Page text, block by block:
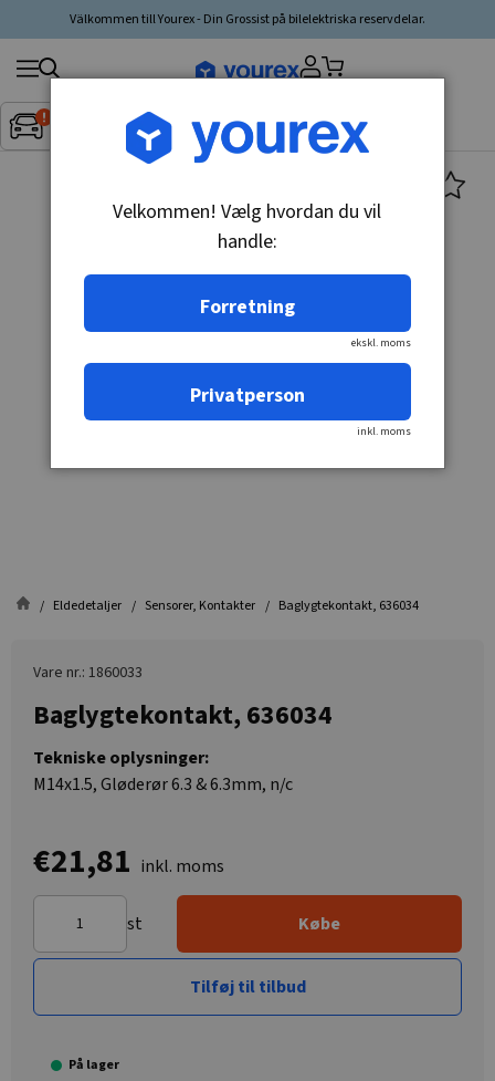
Välkommen till Yourex - Din Grossist på bilelektriska reservdelar.
Inget fordon valt▼
Søg
produkt,
producent,
Eldedetaljer Sensorer, Kontakter Baglygtekontakt, 636034
Vare nr.: 1860033
Baglygtekontakt, 636034
Tekniske oplysninger:
M14x1.5, Gløderør 6.3 & 6.3mm, n/c
€21,81 inkl. moms
st Købe
Tilføj til tilbud
På lager
Velkommen! Vælg hvordan du vil
handle:
Forretning
ekskl. moms
Privatperson
inkl. moms